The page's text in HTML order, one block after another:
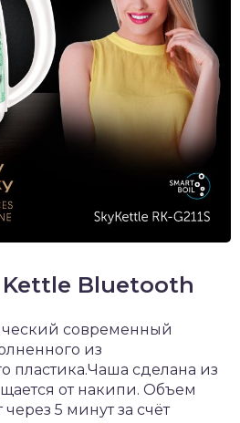
Bluetooth
современный
из
пластика.Чаша сделана из
от накипи. Объем
через 5 минут за счёт